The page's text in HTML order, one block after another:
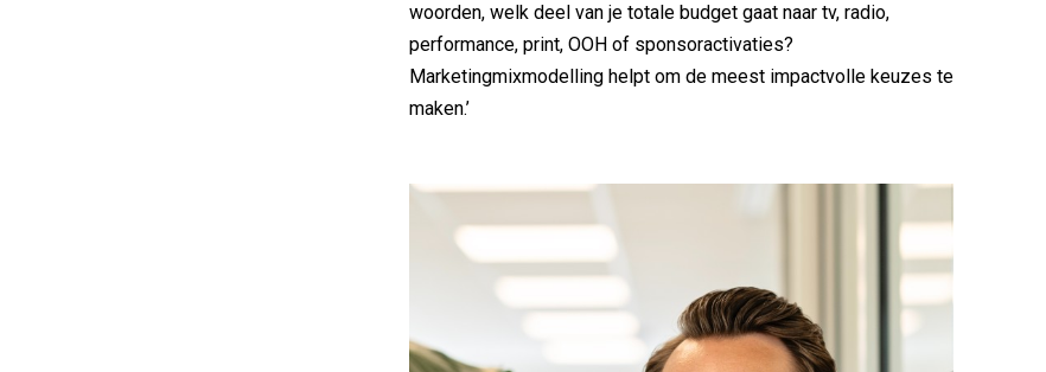
woorden, welk deel van je totale budget gaat naar tv, radio,
performance, print, OOH of sponsoractivaties?
Marketingmixmodelling helpt om de meest impactvolle keuzes te
maken.’